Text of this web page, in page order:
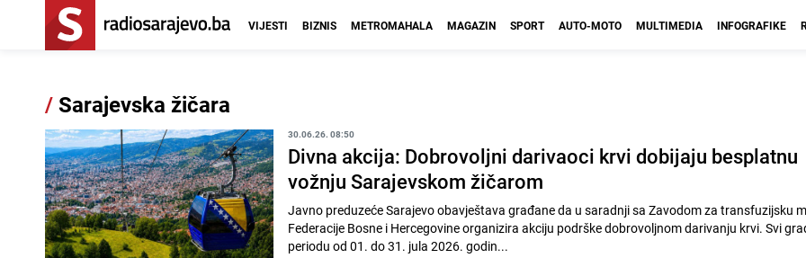
VIJESTI BIZNIS METROMAHALA MAGAZIN SPORT AUTO-MOTO MULTIMEDIA INFOGRAFIKE
/ Sarajevska žičara
30.06.26. 08:50
Divna akcija: Dobrovoljni darivaoci krvi dobijaju besplatnu
vožnju Sarajevskom žičarom
Javno preduzeće Sarajevo obavještava građane da u saradnji sa Zavodom za transfuzijsku
Federacije Bosne i Hercegovine organizira akciju podrške dobrovoljnom darivanju krvi. Svi
periodu od 01. do 31. jula 2026. godin...